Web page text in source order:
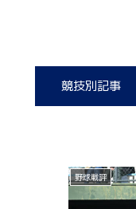
競技別記事
野球戦評